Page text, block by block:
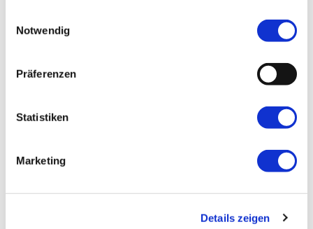
Notwendig
Präferenzen
Statistiken
Marketing
Details zeigen